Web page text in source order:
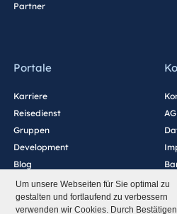
Um unsere Webseiten für Sie optimal zu
gestalten und fortlaufend zu verbessern
verwenden wir Cookies. Durch
Partner
Portale
Karriere
Reisedienst
Gruppen
Development
Blog